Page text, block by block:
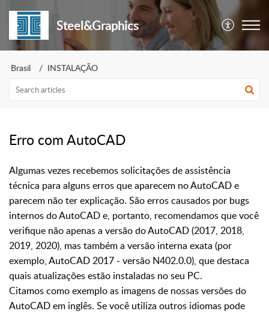
Steel&Graphics
Brasil INSTALAÇÃO
Erro com AutoCAD
Algumas vezes recebemos solicitações de assistência
técnica para alguns erros que aparecem no AutoCAD e
parecem não ter explicação. São erros causados por bugs
internos do AutoCAD e, portanto, recomendamos que você
verifique não apenas a versão do AutoCAD (2017, 2018,
2019, 2020), mas também a versão interna exata (por
exemplo, AutoCAD 2017 - versão N402.0.0), que destaca
quais atualizações estão instaladas no seu PC.
Citamos como exemplo as imagens de nossas versões do
AutoCAD em inglês. Se você utiliza outros idiomas pode